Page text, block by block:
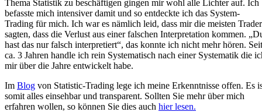
Thema Statistik zu beschäftigen gingen mir wohl alle Lichter auf. Ich
befasste mich intensiver damit und so entdeckte ich das System-
Trading für mich. Ich war es nämlich leid, dass mir die meisten Trader
sagten, dass die Verlust aus einer falschen Interpretation kommen.
hast das nur falsch interpretiert“, das konnte ich nicht mehr hören. Seit
ca. 3 Jahren handle ich rein Systematisch nach einer Systematik die
mir über die Jahre entwickelt habe.
Im Blog von Statistic-Trading lege ich meine Erkenntnisse offen. Es
somit alles einsehbar und transparent. Sollten Sie mehr über mich
erfahren wollen, so können Sie dies auch hier lesen.